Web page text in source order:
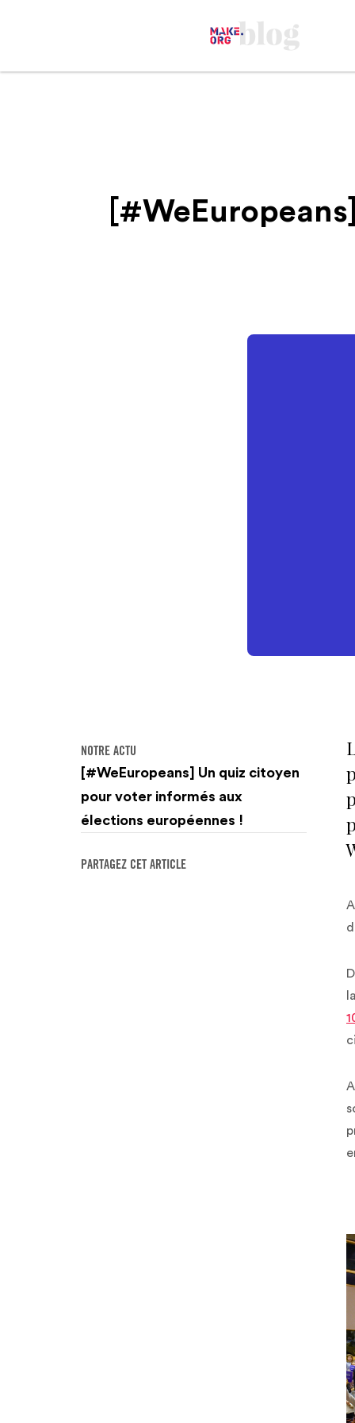
NOTRE ACTU
[#WeEuropeans] Un quiz citoyen
pour voter informés aux
élections européennes !
PARTAGEZ CET ARTICLE